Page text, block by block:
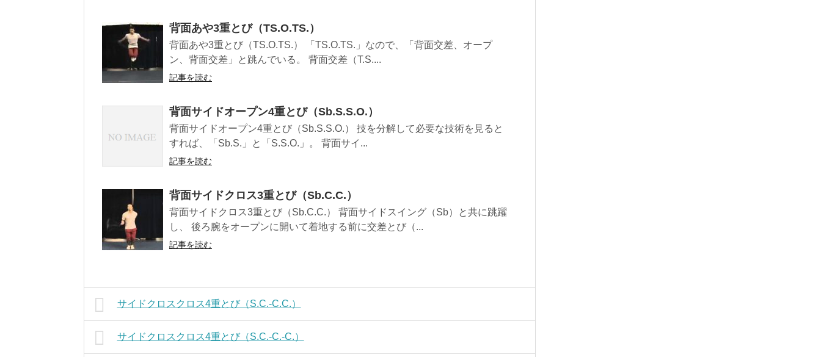
背面あや3重とび（TS.O.TS.）
背面あや3重とび（TS.O.TS.） 「TS.O.TS.」なので、「背面交差、オープ
ン、背面交差」と跳んでいる。 背面交差（T.S....
記事を読む
背面サイドオープン4重とび（Sb.S.S.O.）
背面サイドオープン4重とび（Sb.S.S.O.） 技を分解して必要な技術を見ると
すれば、「Sb.S.」と「S.S.O.」。 背面サイ...
記事を読む
背面サイドクロス3重とび（Sb.C.C.）
背面サイドクロス3重とび（Sb.C.C.） 背面サイドスイング（Sb）と共に跳躍
し、 後ろ腕をオープンに開いて着地する前に交差とび（...
記事を読む
サイドクロスクロス4重とび（S.C.-C.C.）
サイドクロスクロス4重とび（S.C.-C.-C.）